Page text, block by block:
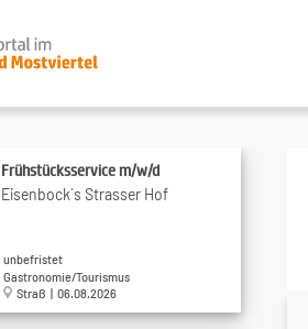
Frühstücksservice m/w/d
Eisenbock´s Strasser Hof
unbefristet
Gastronomie/Tourismus
Straß | 06.08.2026